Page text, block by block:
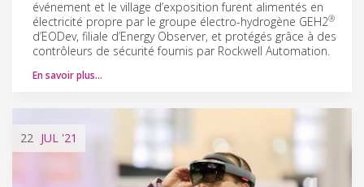
événement et le village d’exposition furent alimentés en
électricité propre par le groupe électro-hydrogène GEH2®
d’EODev, filiale d’Energy Observer, et protégés grâce à des
contrôleurs de sécurité fournis par Rockwell Automation.
En savoir plus…
22 JUL '21